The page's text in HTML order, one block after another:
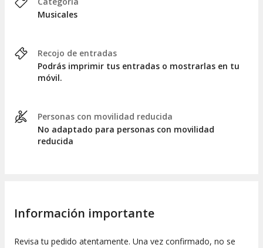
Musicales
Recojo de entradas
Podrás imprimir tus entradas o mostrarlas en tu
móvil.
Personas con movilidad reducida
No adaptado para personas con movilidad
reducida
Información importante
Revisa tu pedido atentamente. Una vez confirmado, no se